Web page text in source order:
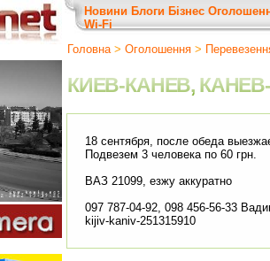
Новини Блоги Бізнес
Wi-Fi
Головна> Оголошення >
КИЕВ-КАНЕВ,
18 сентября, после обеда
Подвезем 3 человека по 60 грн.
ВАЗ 21099, езжу аккуратно
097 787-04-92, 098 456-56-33
kijiv-kaniv-251315910